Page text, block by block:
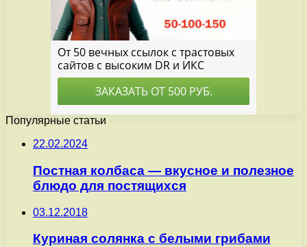
Популярные статьи
22.02.2024
Постная колбаса — вкусное и полезное
блюдо для постящихся
03.12.2018
Куриная солянка с белыми грибами